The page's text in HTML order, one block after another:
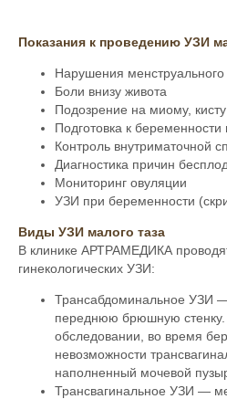
Показания к проведению УЗИ
Нарушения менструального
Боли внизу живота
Подозрение на миому,
Подготовка к
Контроль внутриматочной
Диагностика причин
Мониторинг овуляции
УЗИ при беременности
Виды УЗИ малого таза
В клинике АРТРАМЕДИКА
гинекологических УЗИ:
Трансабдоминальное УЗИ
переднюю брюшную
обследовании, во время
невозможности
наполненный мочевой
Трансвагинальное УЗИ —